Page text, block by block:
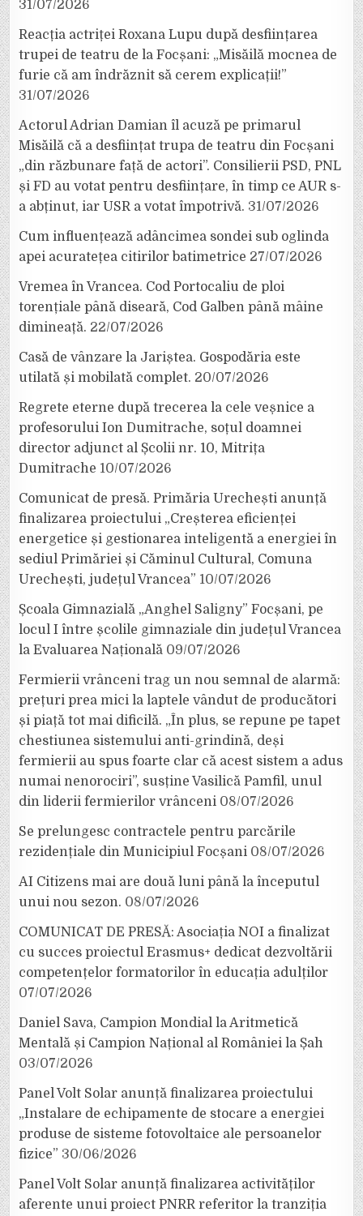
31/07/2026
Reacția actriței Roxana Lupu după desființarea
trupei de teatru de la Focșani: „Misăilă mocnea de
furie că am îndrăznit să cerem explicații!”
31/07/2026
Actorul Adrian Damian îl acuză pe primarul
Misăilă că a desființat trupa de teatru din Focșani
„din răzbunare față de actori”. Consilierii PSD, PNL
și FD au votat pentru desființare, în timp ce AUR s-
a abținut, iar USR a votat împotrivă. 31/07/2026
Cum influențează adâncimea sondei sub oglinda
apei acuratețea citirilor batimetrice 27/07/2026
Vremea în Vrancea. Cod Portocaliu de ploi
torențiale până diseară, Cod Galben până mâine
dimineață. 22/07/2026
Casă de vânzare la Jariștea. Gospodăria este
utilată și mobilată complet. 20/07/2026
Regrete eterne după trecerea la cele veșnice a
profesorului Ion Dumitrache, soțul doamnei
director adjunct al Școlii nr. 10, Mitrița
Dumitrache 10/07/2026
Comunicat de presă. Primăria Urechești anunță
finalizarea proiectului „Creșterea eficienței
energetice și gestionarea inteligentă a energiei în
sediul Primăriei și Căminul Cultural, Comuna
Urechești, județul Vrancea” 10/07/2026
Școala Gimnazială „Anghel Saligny” Focșani, pe
locul I între școlile gimnaziale din județul Vrancea
la Evaluarea Națională 09/07/2026
Fermierii vrânceni trag un nou semnal de alarmă:
prețuri prea mici la laptele vândut de producători
și piață tot mai dificilă. „În plus, se repune pe tapet
chestiunea sistemului anti-grindină, deși
fermierii au spus foarte clar că acest sistem a adus
numai nenorociri”, susține Vasilică Pamfil, unul
din liderii fermierilor vrânceni 08/07/2026
Se prelungesc contractele pentru parcările
rezidențiale din Municipiul Focșani 08/07/2026
AI Citizens mai are două luni până la începutul
unui nou sezon. 08/07/2026
COMUNICAT DE PRESĂ: Asociația NOI a finalizat
cu succes proiectul Erasmus+ dedicat dezvoltării
competențelor formatorilor în educația adulților
07/07/2026
Daniel Sava, Campion Mondial la Aritmetică
Mentală și Campion Național al României la Șah
03/07/2026
Panel Volt Solar anunță finalizarea proiectului
„Instalare de echipamente de stocare a energiei
produse de sisteme fotovoltaice ale persoanelor
fizice” 30/06/2026
Panel Volt Solar anunță finalizarea activităților
aferente unui proiect PNRR referitor la tranziția